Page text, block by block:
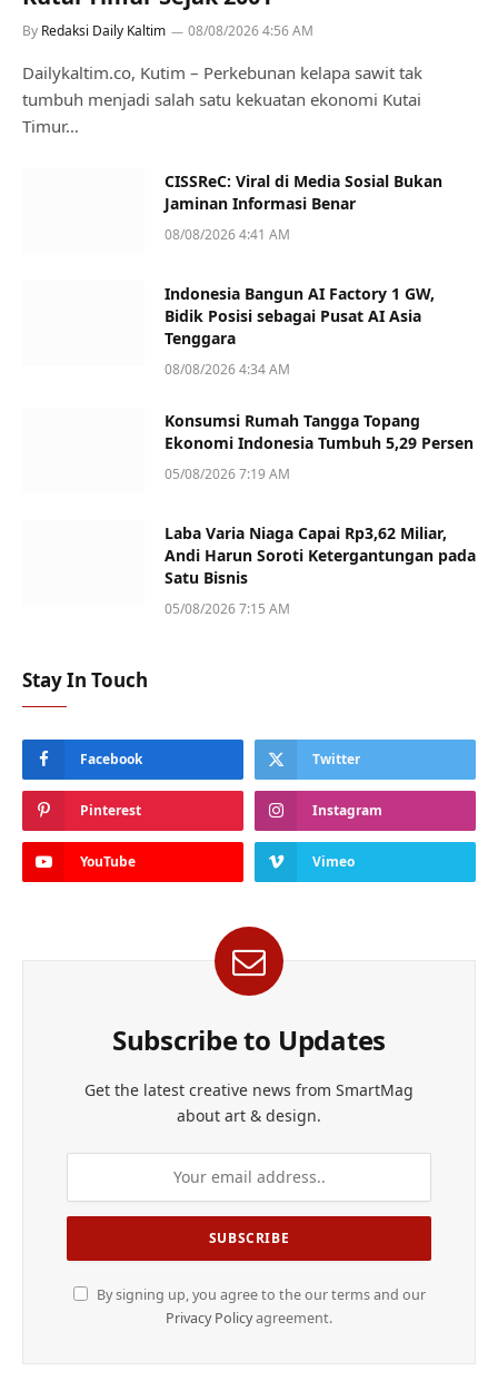
By Redaksi Daily Kaltim 08/08/2026 4:56 AM
Dailykaltim.co, Kutim – Perkebunan kelapa sawit tak
tumbuh menjadi salah satu kekuatan ekonomi Kutai
Timur…
CISSReC: Viral di Media Sosial Bukan
Jaminan Informasi Benar
08/08/2026 4:41 AM
Indonesia Bangun AI Factory 1 GW,
Bidik Posisi sebagai Pusat AI Asia
Tenggara
08/08/2026 4:34 AM
Konsumsi Rumah Tangga Topang
Ekonomi Indonesia Tumbuh 5,29 Persen
05/08/2026 7:19 AM
Laba Varia Niaga Capai Rp3,62 Miliar,
Andi Harun Soroti Ketergantungan pada
Satu Bisnis
05/08/2026 7:15 AM
Stay In Touch
Facebook Twitter
Pinterest Instagram
YouTube Vimeo
Subscribe to Updates
Get the latest creative news from SmartMag
about art & design.
By signing up, you agree to the our terms and our
Privacy Policyagreement.